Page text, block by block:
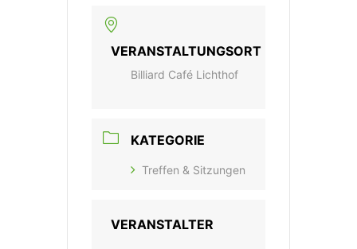
VERANSTALTUNGSORT
Billiard Café Lichthof
KATEGORIE
Treffen & Sitzungen
VERANSTALTER